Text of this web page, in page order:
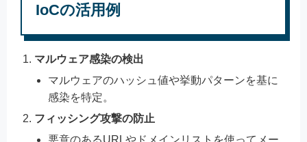
IoCの活用例
マルウェア感染の検出
マルウェアのハッシュ値や挙動パターンを基に
感染を特定。
フィッシング攻撃の防止
悪意のあるURLやドメインリストを使ってメー